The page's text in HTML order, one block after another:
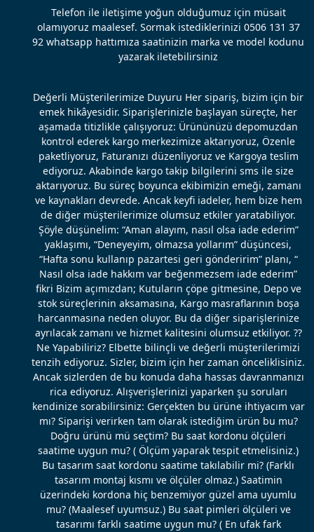
Telefon ile iletişime yoğun olduğumuz için müsait
olamıyoruz maalesef. Sormak istediklerinizi 0506 131 37
92 whatsapp hattımıza saatinizin marka ve model kodunu
yazarak iletebilirsiniz
Değerli Müşterilerimize Duyuru Her sipariş, bizim için bir
emek hikâyesidir. Siparişlerinizle başlayan süreçte, her
aşamada titizlikle çalışıyoruz: Ürününüzü depomuzdan
kontrol ederek kargo merkezimize aktarıyoruz, Özenle
paketliyoruz, Faturanızı düzenliyoruz ve Kargoya teslim
ediyoruz. Akabinde kargo takip bilgilerini sms ile size
aktarıyoruz. Bu süreç boyunca ekibimizin emeği, zamanı
ve kaynakları devrede. Ancak keyfi iadeler, hem bize hem
de diğer müşterilerimize olumsuz etkiler yaratabiliyor.
Şöyle düşünelim: “Aman alayım, nasıl olsa iade ederim”
yaklaşımı, “Deneyeyim, olmazsa yollarım” düşüncesi,
“Hafta sonu kullanıp pazartesi geri gönderirim” planı, “
Nasıl olsa iade hakkım var beğenmezsem iade ederim”
fikri Bizim açımızdan; Kutuların çöpe gitmesine, Depo ve
stok süreçlerinin aksamasına, Kargo masraflarının boşa
harcanmasına neden oluyor. Bu da diğer siparişlerinize
ayrılacak zamanı ve hizmet kalitesini olumsuz etkiliyor. ??
Ne Yapabiliriz? Elbette bilinçli ve değerli müşterilerimizi
tenzih ediyoruz. Sizler, bizim için her zaman önceliklisiniz.
Ancak sizlerden de bu konuda daha hassas davranmanızı
rica ediyoruz. Alışverişlerinizi yaparken şu soruları
kendinize sorabilirsiniz: Gerçekten bu ürüne ihtiyacım var
mı? Siparişi verirken tam olarak istediğim ürün bu mu?
Doğru ürünü mü seçtim? Bu saat kordonu ölçüleri
saatime uygun mu? ( Ölçüm yaparak tespit etmelisiniz.)
Bu tasarım saat kordonu saatime takılabilir mi? (Farklı
tasarım montaj kısmı ve ölçüler olmaz.) Saatimin
üzerindeki kordona hiç benzemiyor güzel ama uyumlu
mu? (Maalesef uyumsuz.) Bu saat pimleri ölçüleri ve
tasarımı farklı saatime uygun mu? ( En ufak fark